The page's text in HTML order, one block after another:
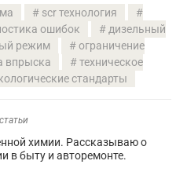
scr технология
ошибок
дизельный
режим
ограничение
впрыска
техническое
стандарты
химии. Рассказываю о
в быту и авторемонте.